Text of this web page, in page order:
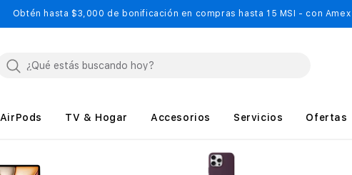
Obtén hasta $3,000 de bonificación en compras hasta 15 MSI - con Amex
AirPods TV & Hogar Accesorios Servicios Ofertas